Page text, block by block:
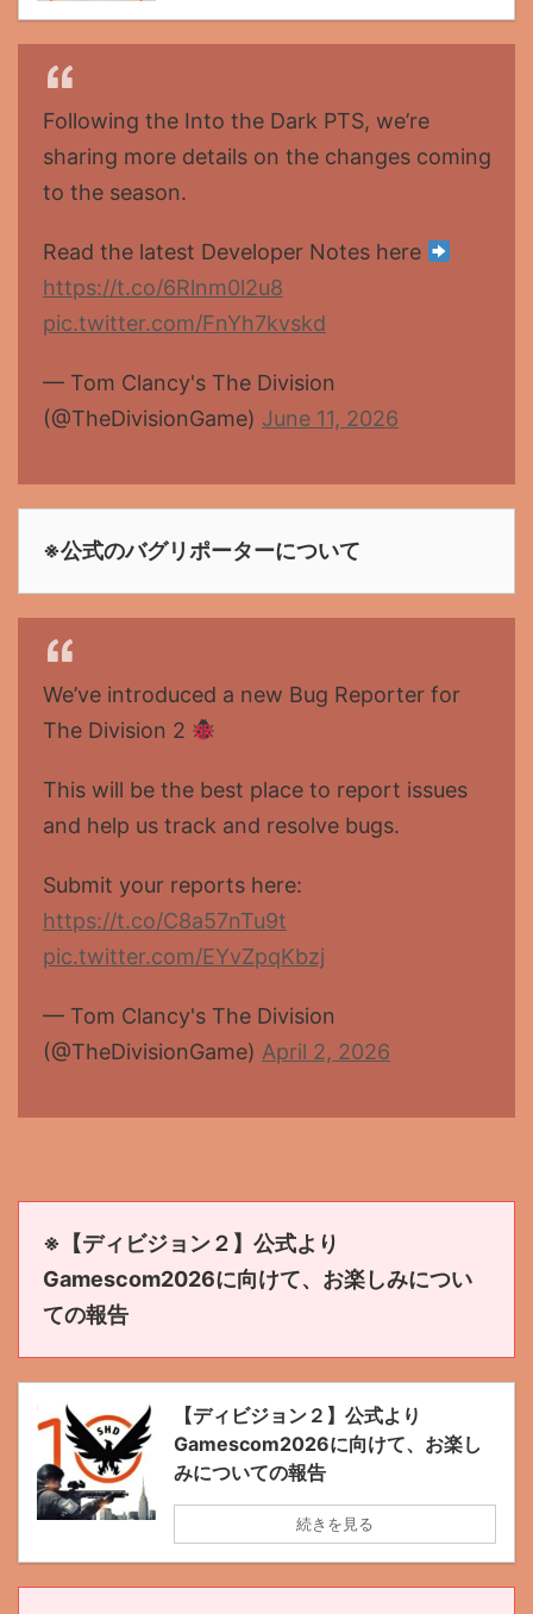
Following the Into the Dark PTS, we’re
sharing more details on the changes coming
to the season.
Read the latest Developer Notes here
https://t.co/6Rlnm0l2u8
pic.twitter.com/FnYh7kvskd
— Tom Clancy's The Division
(@TheDivisionGame) June 11, 2026
※公式のバグリポーターについて
We’ve introduced a new Bug Reporter for
The Division 2
This will be the best place to report issues
and help us track and resolve bugs.
Submit your reports here:
https://t.co/C8a57nTu9t
pic.twitter.com/EYvZpqKbzj
— Tom Clancy's The Division
(@TheDivisionGame) April 2, 2026
※【ディビジョン２】公式より
Gamescom2026に向けて、お楽しみについ
ての報告
【ディビジョン２】公式より
Gamescom2026に向けて、お楽し
みについての報告
続きを見る